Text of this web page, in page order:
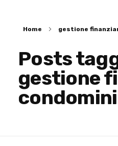
Home gestione
Posts
gestione